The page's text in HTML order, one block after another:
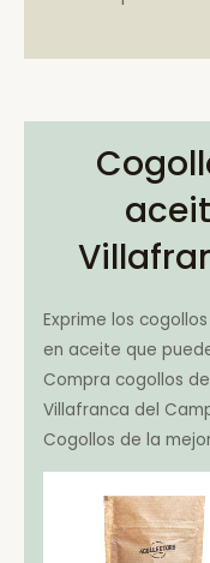
Exprime los
en aceite que
Compra cogollos
Villafranca del
Cogollos de la